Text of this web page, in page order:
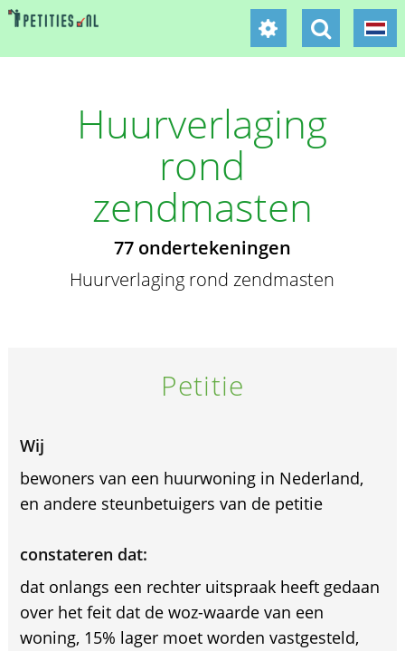
Huurverlaging
rond
zendmasten
77 ondertekeningen
Huurverlaging rond zendmasten
Petitie
Wij
bewoners van een huurwoning in Nederland,
en andere steunbetuigers van de petitie
constateren dat:
dat onlangs een rechter uitspraak heeft gedaan
over het feit dat de woz-waarde van een
woning, 15% lager moet worden vastgesteld,